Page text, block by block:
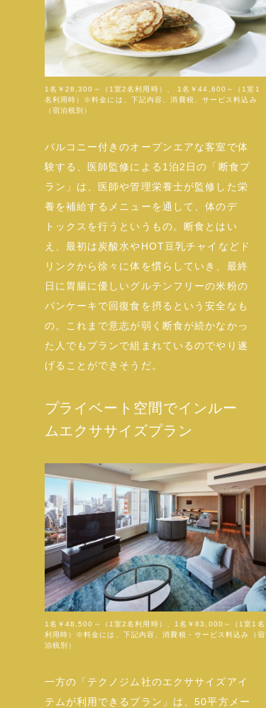
1名￥28,300～（1室2名利用時）、 1名￥44,600～（1室1
名利用時）※料金には、下記内容、消費税、サービス料込み
（宿泊税別）
バルコニー付きのオープンエアな客室で体
験する、医師監修による1泊2日の「断食プ
ラン」は、医師や管理栄養士が監修した栄
養を補給するメニューを通して、体のデ
トックスを行うというもの。断食とはい
え、最初は炭酸水やHOT豆乳チャイなどド
リンクから徐々に体を慣らしていき、最終
日に胃腸に優しいグルテンフリーの米粉の
パンケーキで回復食を摂るという安全なも
の。これまで意志が弱く断食が続かなかっ
た人でもプランで組まれているのでやり遂
げることができそうだ。
プライベート空間でインルー
ムエクササイズプラン
1名￥48,500～（1室2名利用時）、1名￥83,000～（1室1名
利用時）※料金には、下記内容、消費税・サービス料込み（宿
泊税別）
一方の「テクノジム社のエクササイズアイ
テムが利用できるプラン」は、50平方メー